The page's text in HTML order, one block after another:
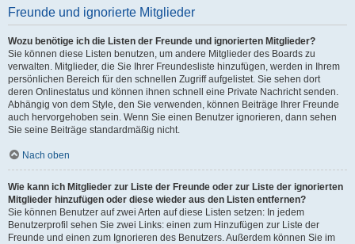
Freunde und ignorierte Mitglieder
Wozu benötige ich die Listen der Freunde und ignorierten Mitglieder?
Sie können diese Listen benutzen, um andere Mitglieder des Boards zu
verwalten. Mitglieder, die Sie Ihrer Freundesliste hinzufügen, werden in Ihrem
persönlichen Bereich für den schnellen Zugriff aufgelistet. Sie sehen dort
deren Onlinestatus und können ihnen schnell eine Private Nachricht senden.
Abhängig von dem Style, den Sie verwenden, können Beiträge Ihrer Freunde
auch hervorgehoben sein. Wenn Sie einen Benutzer ignorieren, dann sehen
Sie seine Beiträge standardmäßig nicht.
Nach oben
Wie kann ich Mitglieder zur Liste der Freunde oder zur Liste der ignorierten
Mitglieder hinzufügen oder diese wieder aus den Listen entfernen?
Sie können Benutzer auf zwei Arten auf diese Listen setzen: In jedem
Benutzerprofil sehen Sie zwei Links: einen zum Hinzufügen zur Liste der
Freunde und einen zum Ignorieren des Benutzers. Außerdem können Sie im